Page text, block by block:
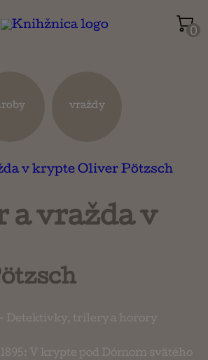
0
vraždy
a vražda v
- Detektívky, trilery a horory
V krypte pod Dómom svätého